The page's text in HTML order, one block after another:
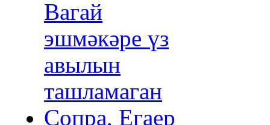
Вагай
эшмәкәре үз
авылын
ташламаган
Сопра, Егаер